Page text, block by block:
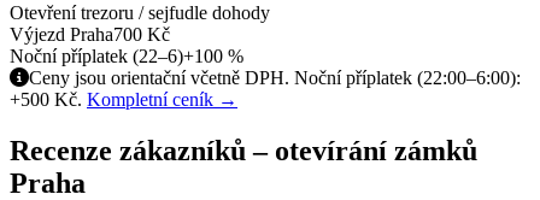
Otevření trezoru / sejfudle dohody
Výjezd Praha700 Kč
Noční příplatek (22–6)+100 %
Ceny jsou orientační včetně DPH. Noční příplatek (22:00–6:00):
+500 Kč. Kompletní ceník →
Recenze zákazníků – otevírání zámků
Praha